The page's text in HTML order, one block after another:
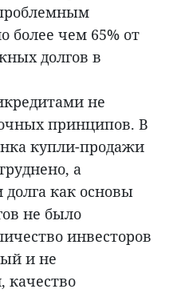
более чем 65% от
долгов в
не
принципов. В
купли-продажи
а
долга как основы
не было
инвесторов
и не
качество